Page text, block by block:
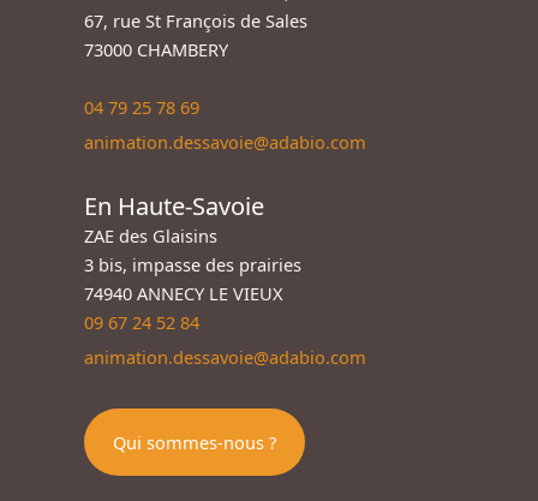
67, rue St François de Sales
73000 CHAMBERY
04 79 25 78 69
animation.dessavoie@adabio.com
En Haute-Savoie
ZAE des Glaisins
3 bis, impasse des prairies
74940 ANNECY LE VIEUX
09 67 24 52 84
animation.dessavoie@adabio.com
Qui sommes-nous ?